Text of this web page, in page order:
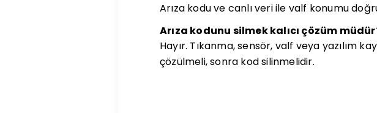
Arıza kodu ve canlı veri ile valf konumu
Arıza kodunu silmek kalıcı çözüm
Hayır. Tıkanma, sensör, valf veya yazılım
çözülmeli, sonra kod silinmelidir.